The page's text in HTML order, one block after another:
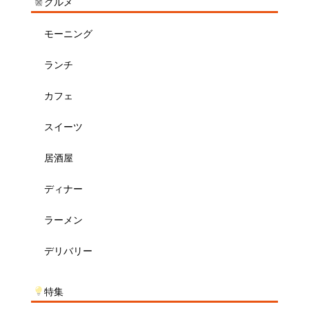
モーニング
ランチ
カフェ
スイーツ
居酒屋
ディナー
ラーメン
デリバリー
特集